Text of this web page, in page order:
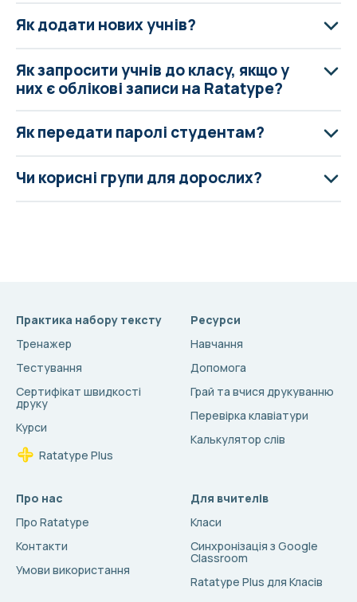
Як додати нових учнів?
Як запросити учнів до класу, якщо у
них є облікові записи на Ratatype?
Як передати паролі студентам?
Чи корисні групи для дорослих?
Практика набору тексту
Тренажер
Тестування
Сертифікат швидкості
друку
Курси
Ratatype Plus
Ресурси
Навчання
Допомога
Грай та вчися друкуванню
Перевірка клавіатури
Калькулятор слів
Про нас
Про Ratatype
Контакти
Умови використання
Для вчителів
Класи
Синхронізація з Google
Classroom
Ratatype Plus для Класів